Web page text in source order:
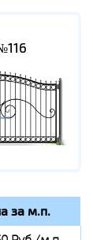
за м.п.